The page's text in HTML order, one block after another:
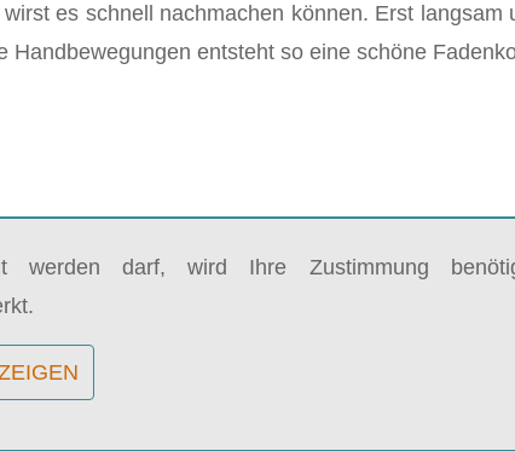
es schnell nachmachen können. Erst langsam
entsteht so eine schöne
werden darf, wird Ihre Zustimmung